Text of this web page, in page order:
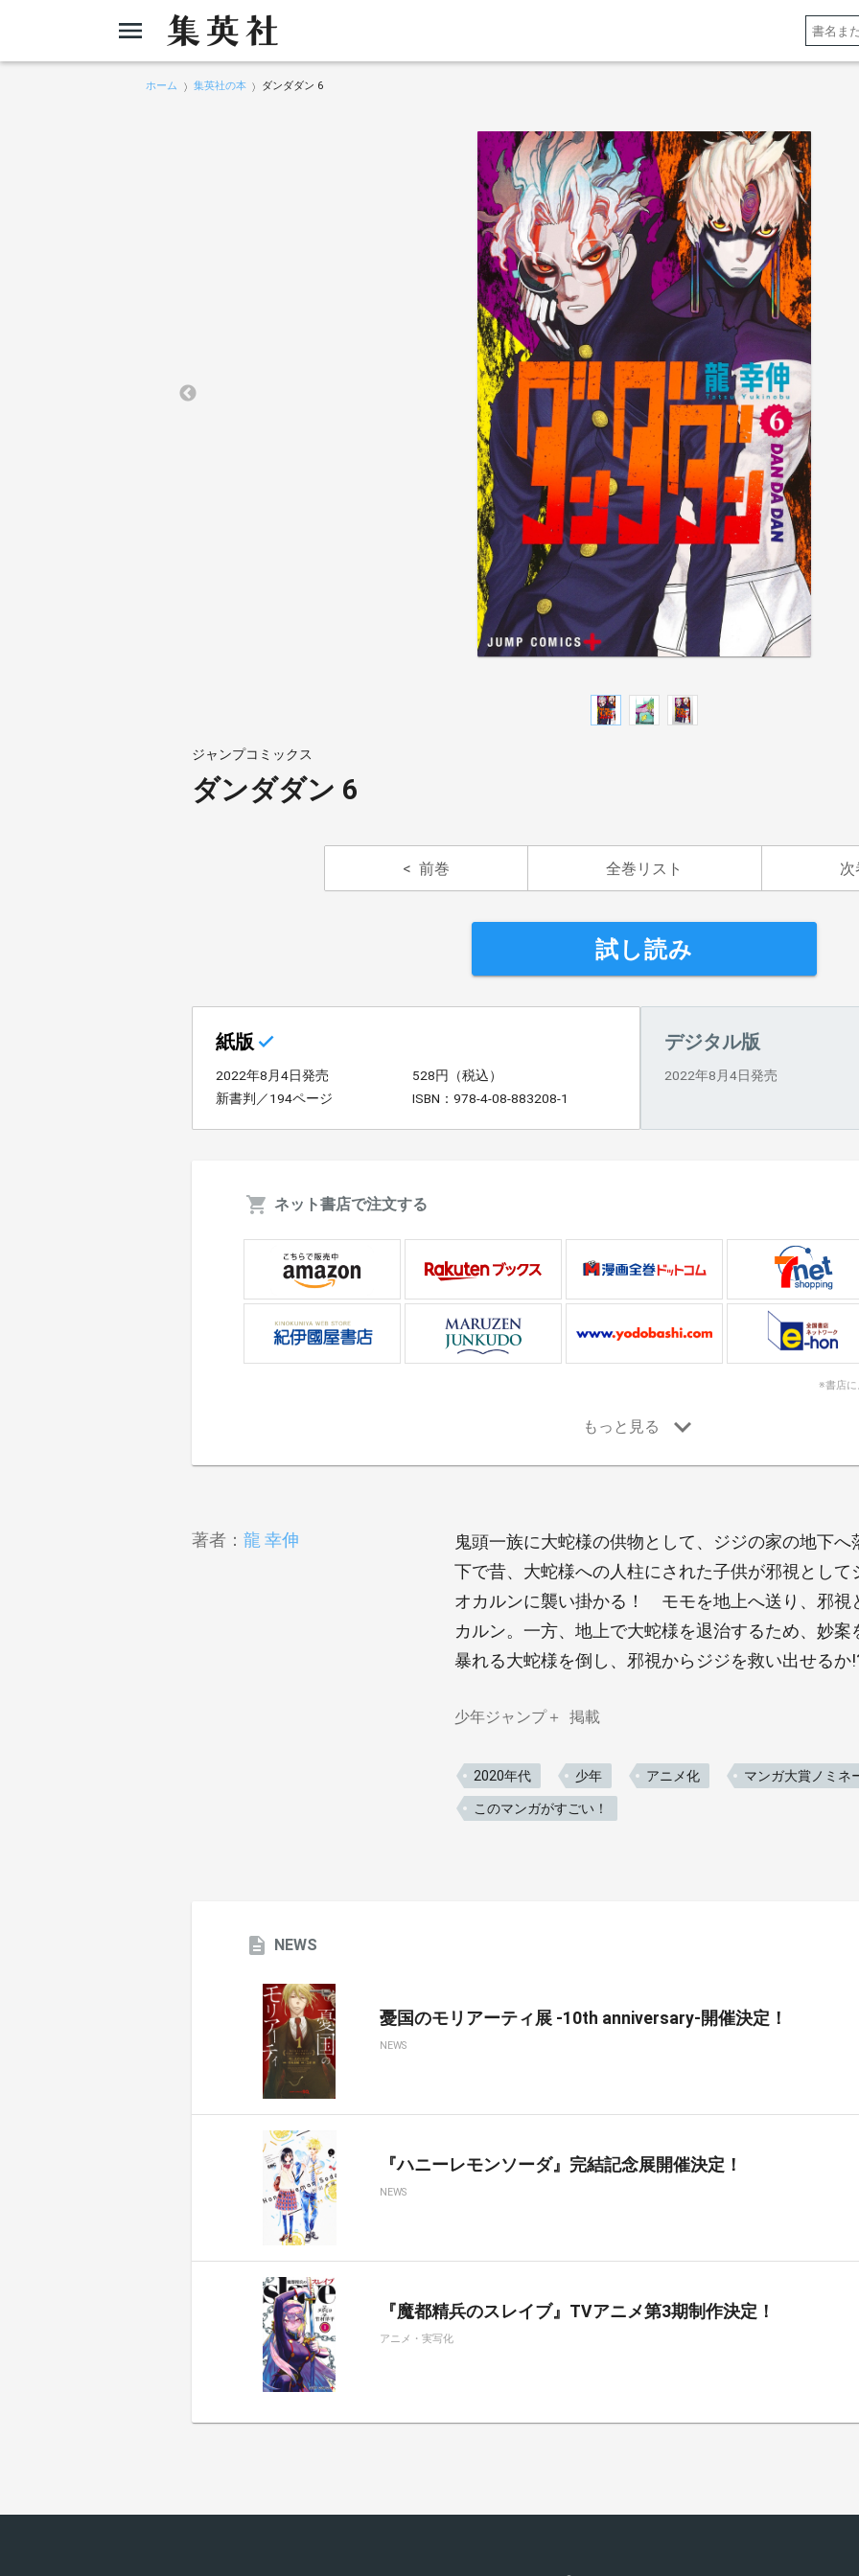
ホーム 集英社の本 ダンダダン 6
ジャンプコミックス
ダンダダン 6
前巻 全巻リスト 次
試し読み
紙版
2022年8月4日発売
528円（税込）
新書判／194ページ
ISBN：978-4-08-883208-1
デジタル版
2022年8月4日発売
ネット書店で注文する
※書店に
著者： 龍 幸伸
鬼頭一族に大蛇様の供物として、ジジの家の地下
下で昔、大蛇様への人柱にされた子供が邪視とし
オカルンに襲い掛かる！ モモを地上へ送り、邪視
カルン。一方、地上で大蛇様を退治するため、妙
暴れる大蛇様を倒し、邪視からジジを救い出せるか
少年ジャンプ＋ 掲載
2020年代 少年 アニメ化 マンガ大賞ノミネ
このマンガがすごい！
NEWS
憂国のモリアーティ展 -10th anniversary-開催決定！
NEWS
『ハニーレモンソーダ』完結記念展開催決定！
NEWS
『魔都精兵のスレイブ』TVアニメ第3期制作決定！
アニメ・実写化